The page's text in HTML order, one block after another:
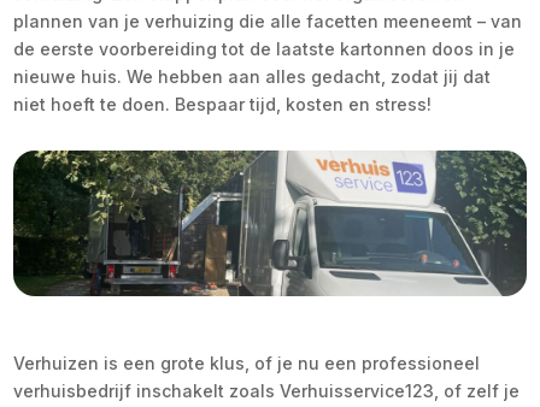
plannen van je verhuizing die alle facetten meeneemt – van
de eerste voorbereiding tot de laatste kartonnen doos in je
nieuwe huis. We hebben aan alles gedacht, zodat jij dat
niet hoeft te doen. Bespaar tijd, kosten en stress!
Verhuizen is een grote klus, of je nu een professioneel
verhuisbedrijf inschakelt zoals Verhuisservice123, of zelf je